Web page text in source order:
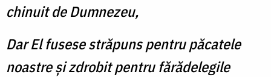
chinuit de Dumnezeu,
Dar El fusese străpuns pentru păcatele
noastre şi zdrobit pentru fărădelegile